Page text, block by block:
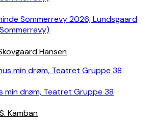
Sommerrevy 2026, Lundsgaard
Hansen
min drøm, Teatret Gruppe 38
Kamban